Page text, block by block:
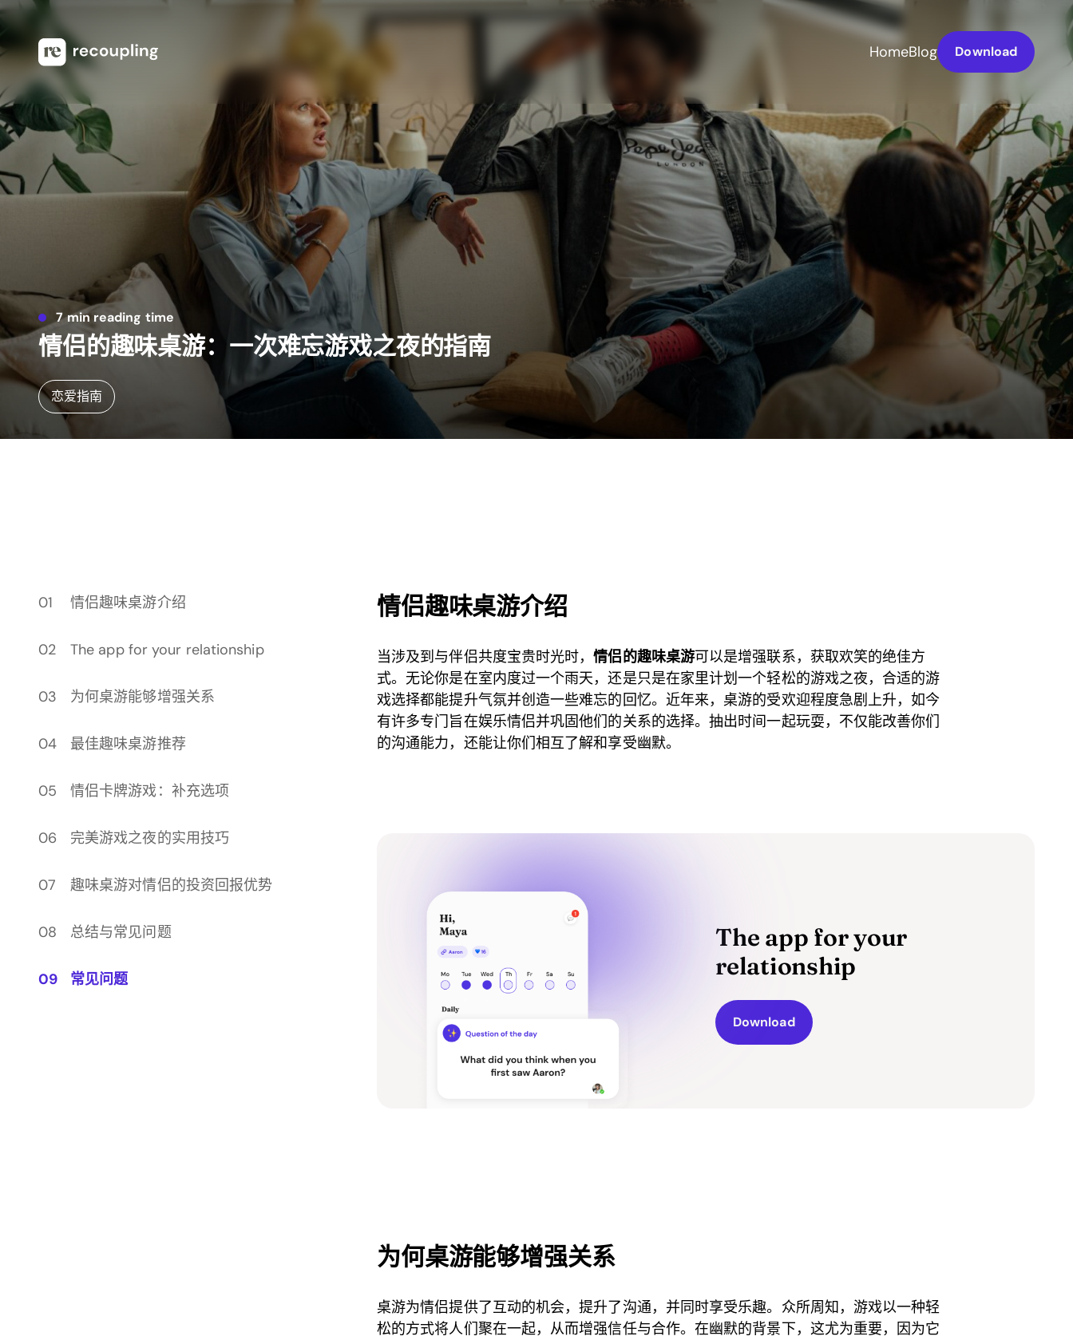
HomeBlog Download
7 min reading time
情侣的趣味桌游：一次难忘游戏之夜的指南
恋爱指南
情侣趣味桌游介绍
The app for your relationship
为何桌游能够增强关系
最佳趣味桌游推荐
情侣卡牌游戏：补充选项
完美游戏之夜的实用技巧
趣味桌游对情侣的投资回报优势
总结与常见问题
常见问题
情侣趣味桌游介绍
当涉及到与伴侣共度宝贵时光时，情侣的趣味桌游可以是增强联系，获取欢笑的绝佳方
式。无论你是在室内度过一个雨天，还是只是在家里计划一个轻松的游戏之夜，合适的游
戏选择都能提升气氛并创造一些难忘的回忆。近年来，桌游的受欢迎程度急剧上升，如今
有许多专门旨在娱乐情侣并巩固他们的关系的选择。抽出时间一起玩耍，不仅能改善你们
的沟通能力，还能让你们相互了解和享受幽默。
The app for your
relationship
Download
为何桌游能够增强关系
桌游为情侣提供了互动的机会，提升了沟通，并同时享受乐趣。众所周知，游戏以一种轻
松的方式将人们聚在一起，从而增强信任与合作。在幽默的背景下，这尤为重要，因为它